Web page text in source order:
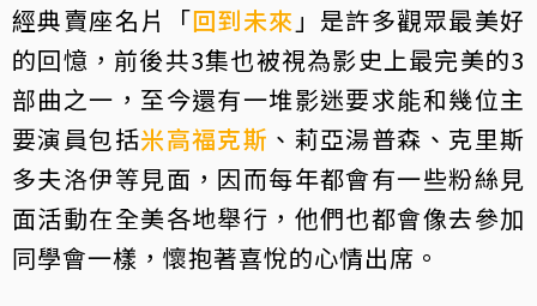
經典賣座名片「回到未來 」是許多觀眾最美好
的回憶，前後共3集也被視為影史上最完美的3
部曲之一，至今還有一堆影迷要求能和幾位主
要演員包括米高福克斯 、莉亞湯普森、克里斯
多夫洛伊等見面，因而每年都會有一些粉絲見
面活動在全美各地舉行，他們也都會像去參加
同學會一樣，懷抱著喜悅的心情出席。